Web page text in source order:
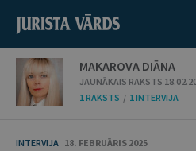
MAKAROVA DIĀNA
JAUNĀKAIS RAKSTS
1 RAKSTS / 1 INTERVIJA
INTERVIJA 18. FEBRUĀRIS 2025